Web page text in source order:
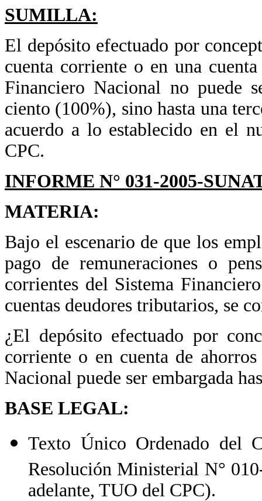
SUMILLA:
El depósito efectuado por
cuenta corriente o en una
Financiero Nacional no puede
ciento (100%), sino hasta una
acuerdo a lo establecido en el
CPC.
INFORME N° 031-2005-
MATERIA:
Bajo el escenario de que los
pago de remuneraciones o
corrientes del Sistema
cuentas deudores tributarios, se
¿El depósito efectuado por
corriente o en cuenta de
Nacional puede ser embargada
BASE LEGAL:
Texto Único Ordenado del
Resolución Ministerial N°
adelante, TUO del CPC).